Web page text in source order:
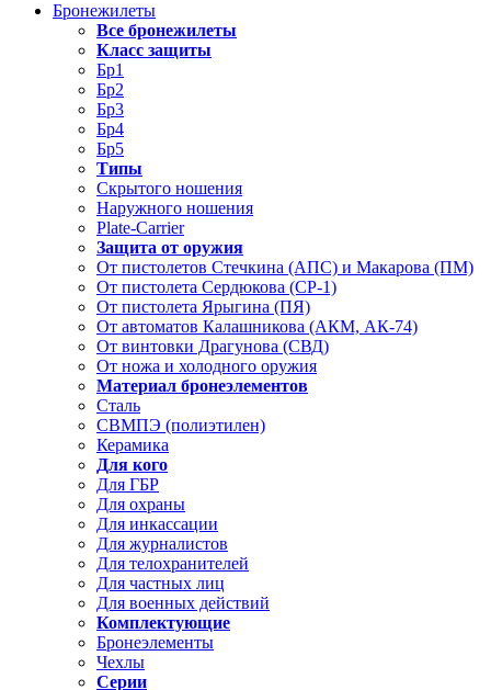
Бронежилеты
Все бронежилеты
Класс защиты
Бр1
Бр2
Бр3
Бр4
Бр5
Типы
Скрытого ношения
Наружного ношения
Plate-Carrier
Защита от оружия
От пистолетов Стечкина (АПС) и Макарова (ПМ)
От пистолета Сердюкова (СР-1)
От пистолета Ярыгина (ПЯ)
От автоматов Калашникова (АКМ, АК-74)
От винтовки Драгунова (СВД)
От ножа и холодного оружия
Материал бронеэлементов
Сталь
СВМПЭ (полиэтилен)
Керамика
Для кого
Для ГБР
Для охраны
Для инкассации
Для журналистов
Для телохранителей
Для частных лиц
Для военных действий
Комплектующие
Бронеэлементы
Чехлы
Серии